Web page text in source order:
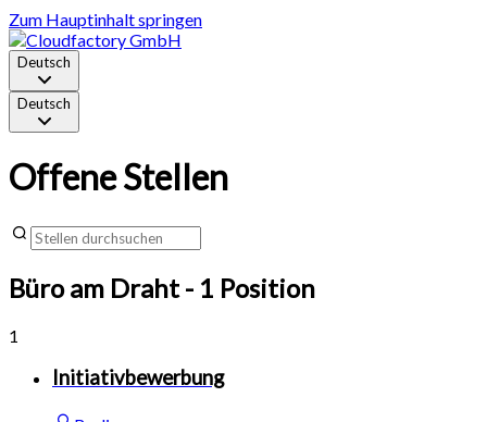
Zum Hauptinhalt springen
Deutsch
Deutsch
Offene Stellen
Büro am Draht - 1 Position
1
Initiativbewerbung